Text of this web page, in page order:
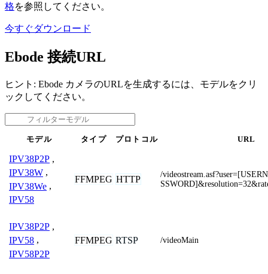
格を参照してください。
今すぐダウンロード
Ebode 接続URL
ヒント: Ebode カメラのURLを生成するには、モデルをクリ
ックしてください。
モデル タイプ プロトコル URL
IPV38P2P ,
IPV38W ,
IPV38We ,
IPV58
FFMPEG HTTP
/
IPV38P2P ,
IPV58 ,
IPV58P2P
FFMPEG RTSP /videoMain